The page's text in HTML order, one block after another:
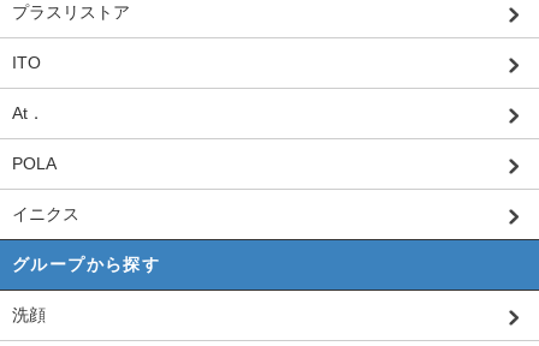
プラスリストア
ITO
At．
POLA
イニクス
グループから探す
洗顔